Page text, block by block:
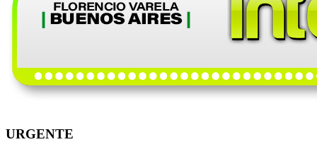
URGENTE